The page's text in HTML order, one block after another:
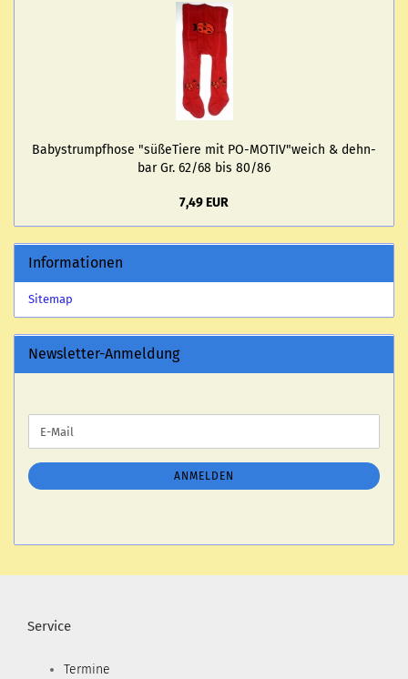
Ba­by­strumpf­ho­se "sü­ße­Tie­re mit PO-​MOTIV"weich & dehn­
bar Gr. 62/68 bis 80/86
7,49 EUR
Informationen
Sitemap
Newsletter-Anmeldung
ZUR
ANMELDUNG
E-
Mail
ANMELDEN
Service
Termine